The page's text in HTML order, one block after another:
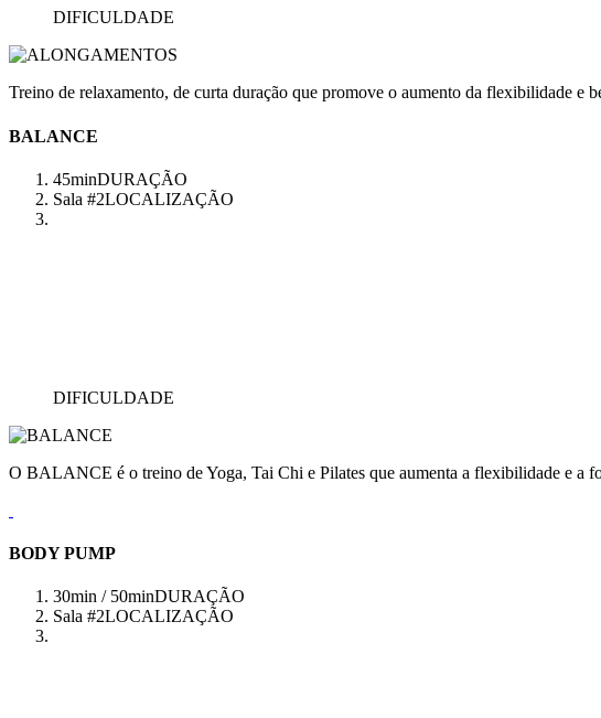
DIFICULDADE
Treino de relaxamento, de curta duração que promove o aumento da flexibilidade e
BALANCE
45minDURAÇÃO
Sala #2LOCALIZAÇÃO
DIFICULDADE
O BALANCE é o treino de Yoga, Tai Chi e Pilates que aumenta a flexibilidade e a
BODY PUMP
30min / 50minDURAÇÃO
Sala #2LOCALIZAÇÃO